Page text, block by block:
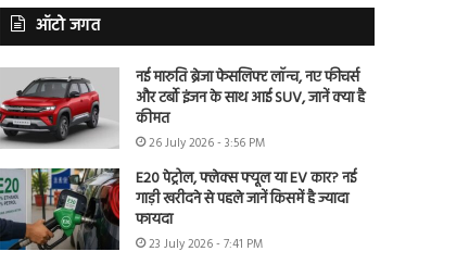
ऑटो जगत
नई मारुति ब्रेजा फेसलिफ्ट लॉन्च, नए फीचर्स
और टर्बो इंजन के साथ आई SUV, जानें क्या है
कीमत
26 July 2026 - 3:56 PM
E20 पेट्रोल, फ्लेक्स फ्यूल या EV कार? नई
गाड़ी खरीदने से पहले जानें किसमें है ज्यादा
फायदा
23 July 2026 - 7:41 PM